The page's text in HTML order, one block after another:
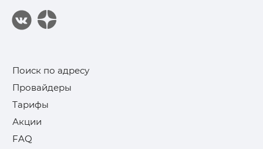
Поиск по адресу
Провайдеры
Тарифы
Акции
FAQ